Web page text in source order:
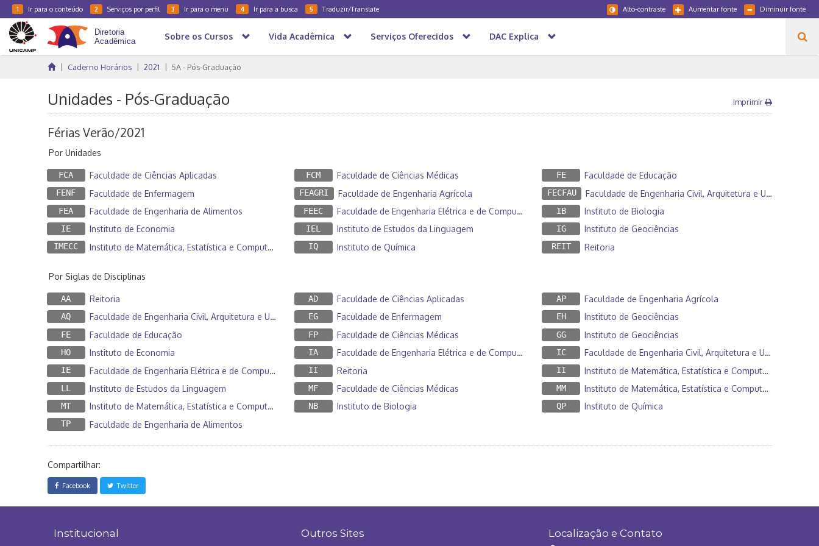
1 Ir para o conteúdo 2 Serviços por perfil 3 Ir para o menu 4 Ir para a busca 5 Traduzir/Translate Diminuir fonte
Aumentar fonte
Alto-contraste
Sobre os Cursos Vida Acadêmica Serviços Oferecidos DAC Explica
Caderno Horários 2021 5A - Pós-Graduação
Unidades - Pós-Graduação Imprimir
Férias Verão/2021
Por Unidades
FCA Faculdade de Ciências Aplicadas FCM Faculdade de Ciências Médicas FE Faculdade de Educação
FENF Faculdade de Enfermagem FEAGRI Faculdade de Engenharia Agrícola FECFAU Faculdade de Engenharia Civil, Arquitetura e Urbanismo
FEA Faculdade de Engenharia de Alimentos FEEC Faculdade de Engenharia Elétrica e de Computação IB Instituto de Biologia
IE Instituto de Economia IEL Instituto de Estudos da Linguagem IG Instituto de Geociências
IMECC Instituto de Matemática, Estatística e Computação Científica IQ Instituto de Química REIT Reitoria
Por Siglas de Disciplinas
AA Reitoria AD Faculdade de Ciências Aplicadas AP Faculdade de Engenharia Agrícola
AQ Faculdade de Engenharia Civil, Arquitetura e Urbanismo EG Faculdade de Enfermagem EH Instituto de Geociências
FE Faculdade de Educação FP Faculdade de Ciências Médicas GG Instituto de Geociências
HO Instituto de Economia IA Faculdade de Engenharia Elétrica e de Computação IC Faculdade de Engenharia Civil, Arquitetura e Urbanismo
IE Faculdade de Engenharia Elétrica e de Computação II Reitoria II Instituto de Matemática, Estatística e Computação Científica
LL Instituto de Estudos da Linguagem MF Faculdade de Ciências Médicas MM Instituto de Matemática, Estatística e Computação Científica
MT Instituto de Matemática, Estatística e Computação Científica NB Instituto de Biologia QP Instituto de Química
TP Faculdade de Engenharia de Alimentos
Compartilhar:
Facebook Twitter
Institucional Outros Sites Localização e Contato